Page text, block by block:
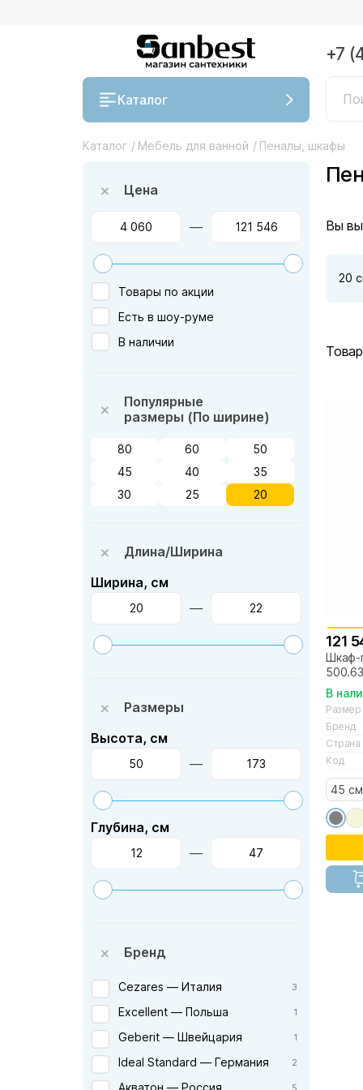
Каталог
+7
Каталог / Мебель для ванной / Пеналы, шкафы
Цена
—
Товары по акции
Есть в шоу-руме
В наличии
Популярные
размеры (По ширине)
80 60
50
45
40
35
30
25 20
Длина/Ширина
Ширина, см
—
Размеры
Высота, см
—
Глубина, см
—
Бренд
Cezares — Италия 3
Excellent — Польша 1
Geberit — Швейцария 1
Ideal Standard — Германия 2
Акватон — Россия 5
Вы
20
121
Шкаф-
В
Размер
Бренд
Страна
Код
45